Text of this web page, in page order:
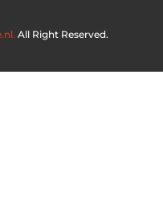
All Right Reserved.